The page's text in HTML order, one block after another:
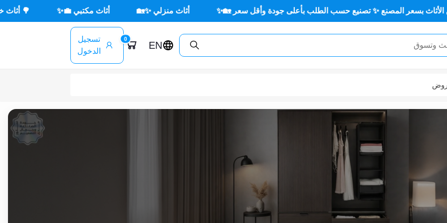
حسب الطلب بأعلى جودة وأقل سعر 🏡✨ أثاث منزلي ✨🏡 أثاث مكتبي 💼✨ 🌳 أثاث خارجي ☀️🪑 جديد ×
EN
0
تسجيل
الدخول